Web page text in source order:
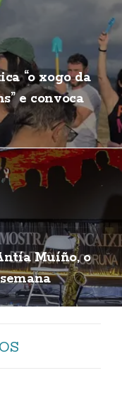
“o xogo da
e convoca
Muíño, o